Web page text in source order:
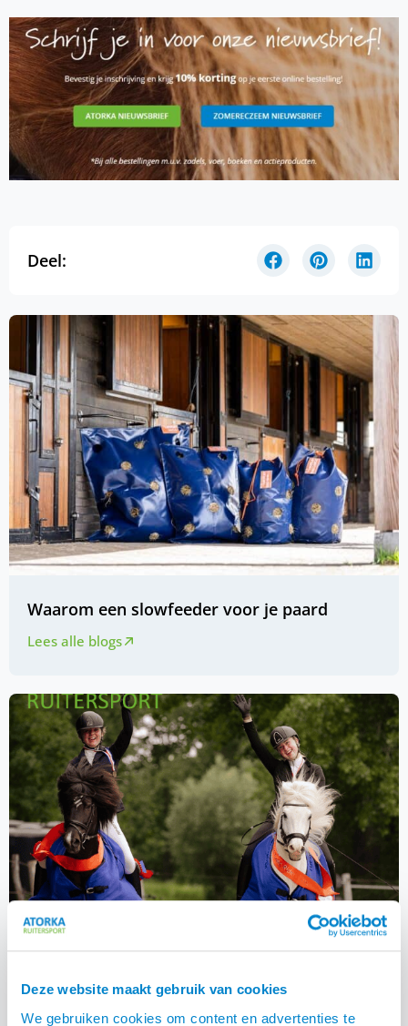
Deze website maakt gebruik van cookies
We gebruiken cookies om content en advertenties te
Deel:
Waarom een slowfeeder voor je paard
Lees alle blogs
NK IJslandse paarden Oirschot 2026